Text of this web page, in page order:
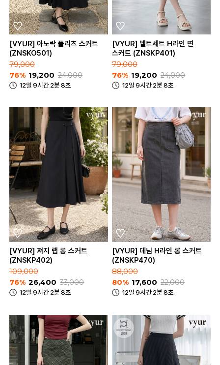
[VYUR] 아노락 플리츠 스커트
(ZNSKO501)
79,000
76% 19,200 24,000
12일 9시간 2분 8초
[VYUR] 벨트세트 H라인 면
스커트 (ZNSKP401)
79,000
76% 19,200 24,000
12일 9시간 2분 8초
[VYUR] 져지 랩 롱 스커트
(ZNSKP402)
109,000
76% 26,400 33,000
12일 9시간 2분 8초
[VYUR] 데님 H라인 롱 스커트
(ZNSKP470)
88,000
80% 17,600 22,000
12일 9시간 2분 8초